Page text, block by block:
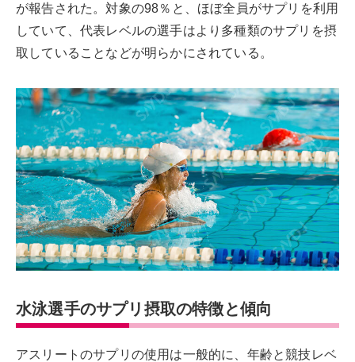
が報告された。対象の98％と、ほぼ全員がサプリを利用
していて、代表レベルの選手はより多種類のサプリを摂
取していることなどが明らかにされている。
水泳選手のサプリ摂取の特徴と傾向
アスリートのサプリの使用は一般的に、年齢と競技レベ